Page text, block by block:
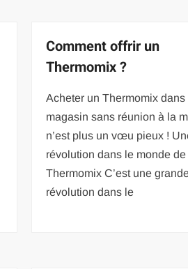
Comment offrir un
Thermomix ?
Acheter un Thermomix dans
magasin sans réunion à la
n’est plus un vœu pieux !
révolution dans le monde de
Thermomix C’est une
révolution dans le